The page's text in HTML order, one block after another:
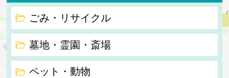
ごみ・リサイクル
墓地・霊園・斎場
ペット・動物